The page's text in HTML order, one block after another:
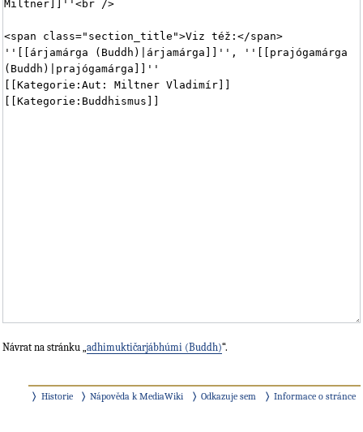
Návrat na stránku „ adhimuktičarjábhúmi (Buddh)“.
Historie Nápověda k MediaWiki Odkazuje sem Informace o stránce